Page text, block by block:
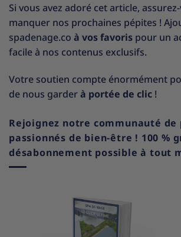
Si vous avez adoré cet article,
manquer nos prochaines pépites !
spadenage.co à vos favoris pour un
facile à nos contenus exclusifs.
Votre soutien compte énormément
de nous garderà portée de clic !
Rejoignez notre communauté de
passionnés de bien-être ! 100 %
désabonnement possible à tout